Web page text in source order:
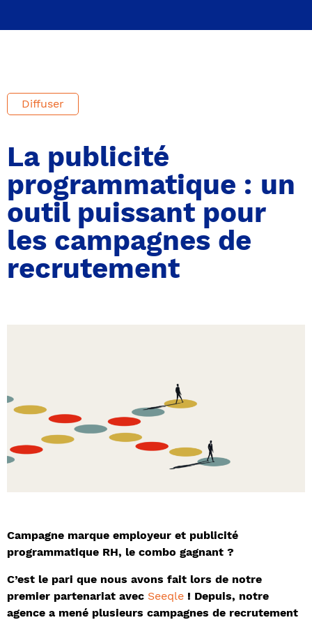
Diffuser
La publicité
programmatique : un
outil puissant pour
les campagnes de
recrutement
Campagne marque employeur et publicité
programmatique RH, le combo gagnant ?
C’est le pari que nous avons fait lors de notre
premier partenariat avec Seeqle ! Depuis, notre
agence a mené plusieurs campagnes de recrutement